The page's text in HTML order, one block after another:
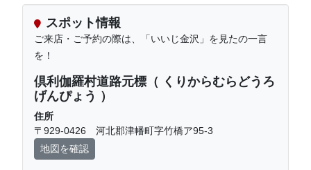
スポット情報
ご来店・ご予約の際は、「いいじ金沢」を見たの一言
を！
倶利伽羅村道路元標（ くりからむらどうろ
げんぴょう ）
住所
〒929-0426 河北郡津幡町字竹橋ア95-3
地図を確認